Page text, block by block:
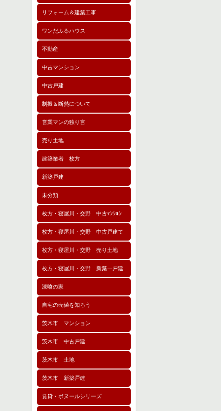
リフォーム＆建築工事
ワンだふるハウス
不動産
中古マンション
中古戸建
制振＆断熱について
営業マンの独り言
売り土地
建築業者 枚方
新築戸建
未分類
枚方・寝屋川・交野 中古ﾏﾝｼｮﾝ
枚方・寝屋川・交野 中古戸建て
枚方・寝屋川・交野 売り土地
枚方・寝屋川・交野 新築一戸建
漆喰の家
自宅の売値を知ろう
茨木市 マンション
茨木市 中古戸建
茨木市 土地
茨木市 新築戸建
賃貸・ボヌールシリーズ